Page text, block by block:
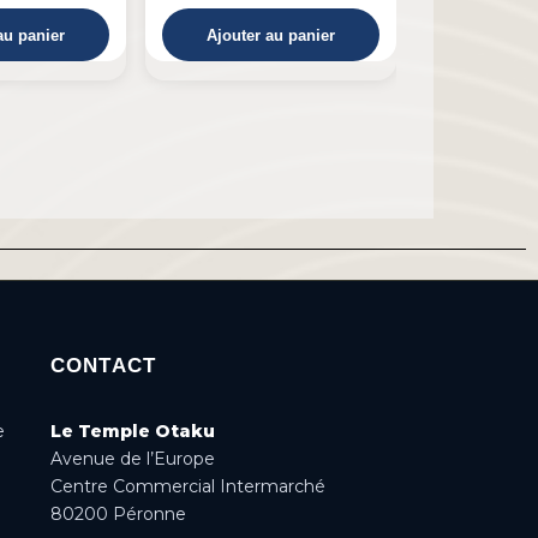
panier Ajouter au panier
CONTACT
Le Temple Otaku
Avenue de l’Europe
Centre Commercial Intermarché
80200 Péronne